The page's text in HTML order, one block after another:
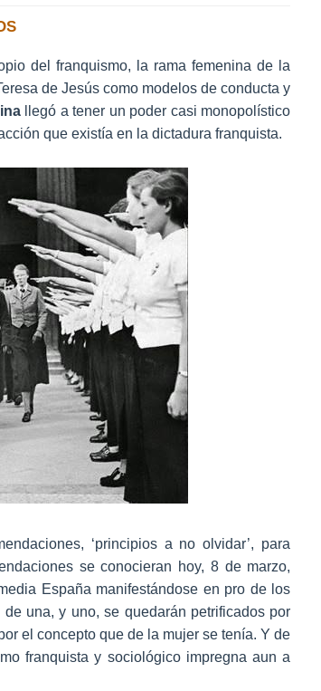
del franquismo, la rama femenina de la
de Jesús como modelos de conducta y
llegó a tener un poder casi monopolístico
que existía en la dictadura franquista.
‘principios a no olvidar’, para
se conocieran hoy, 8 de marzo,
España manifestándose en pro de los
una, y uno, se quedarán petrificados por
el concepto que de la mujer se tenía. Y de
franquista y sociológico impregna aun a